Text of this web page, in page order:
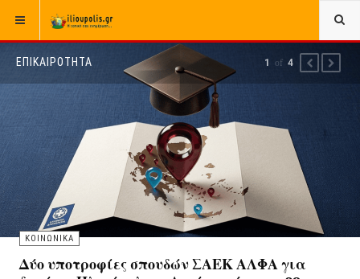
ΕΠΙΚΑΙΡΟΤΗΤΑ
ΚΟΙΝΩΝΙΚΑ
Δύο υποτροφίες σπουδών ΣΑΕΚ ΑΛΦΑ για
1 of 4 PREVIOUS
NEXT